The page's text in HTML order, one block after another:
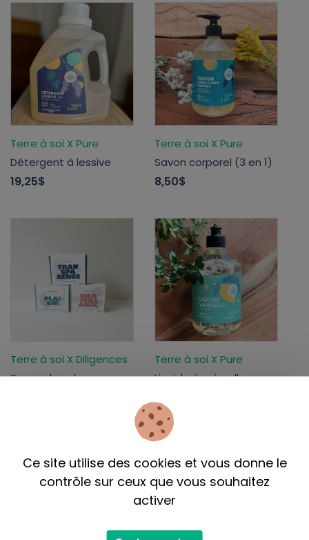
Terre à soi X Pure
Détergent à lessive
19,25$
Terre à soi X Pure
Savon corporel (3 en 1)
8,50$
Terre à soi X Diligences
Savon de valeurs -
Terre à soi X Pure
Liquide à vaisselle
5,75$
Liquidation Liquidation
Ce site utilise des cookies et vous donne le
contrôle sur ceux que vous souhaitez
activer